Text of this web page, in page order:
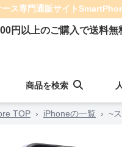
ス専門通販サイト
円以上のご購入で送料無
商品を検索
TOP › iPhoneの一覧 › ~